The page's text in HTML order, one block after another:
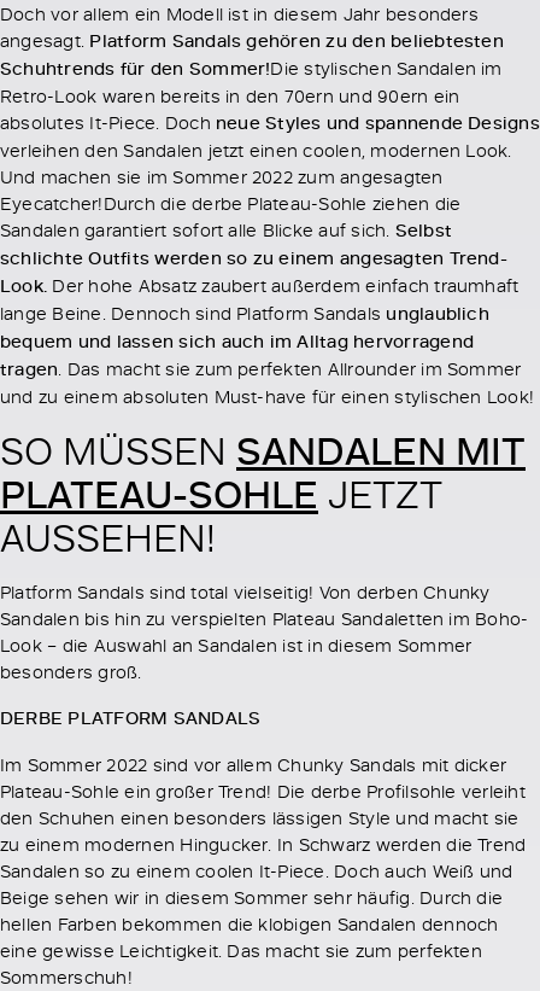
Doch vor allem ein Modell ist in diesem Jahr besonders
angesagt. Platform Sandals gehören zu den beliebtesten
Schuhtrends für den Sommer!Die stylischen Sandalen im
Retro-Look waren bereits in den 70ern und 90ern ein
absolutes It-Piece. Doch neue Styles und spannende Designs
verleihen den Sandalen jetzt einen coolen, modernen Look.
Und machen sie im Sommer 2022 zum angesagten
Eyecatcher!Durch die derbe Plateau-Sohle ziehen die
Sandalen garantiert sofort alle Blicke auf sich. Selbst
schlichte Outfits werden so zu einem angesagten Trend-
Look. Der hohe Absatz zaubert außerdem einfach traumhaft
lange Beine. Dennoch sind Platform Sandals unglaublich
bequem und lassen sich auch im Alltag hervorragend
tragen. Das macht sie zum perfekten Allrounder im Sommer
und zu einem absoluten Must-have für einen stylischen Look!
SO MÜSSEN SANDALEN MIT
PLATEAU-SOHLE JETZT
AUSSEHEN!
Platform Sandals sind total vielseitig! Von derben Chunky
Sandalen bis hin zu verspielten Plateau Sandaletten im Boho-
Look – die Auswahl an Sandalen ist in diesem Sommer
besonders groß.
DERBE PLATFORM SANDALS
Im Sommer 2022 sind vor allem Chunky Sandals mit dicker
Plateau-Sohle ein großer Trend! Die derbe Profilsohle verleiht
den Schuhen einen besonders lässigen Style und macht sie
zu einem modernen Hingucker. In Schwarz werden die Trend
Sandalen so zu einem coolen It-Piece. Doch auch Weiß und
Beige sehen wir in diesem Sommer sehr häufig. Durch die
hellen Farben bekommen die klobigen Sandalen dennoch
eine gewisse Leichtigkeit. Das macht sie zum perfekten
Sommerschuh!